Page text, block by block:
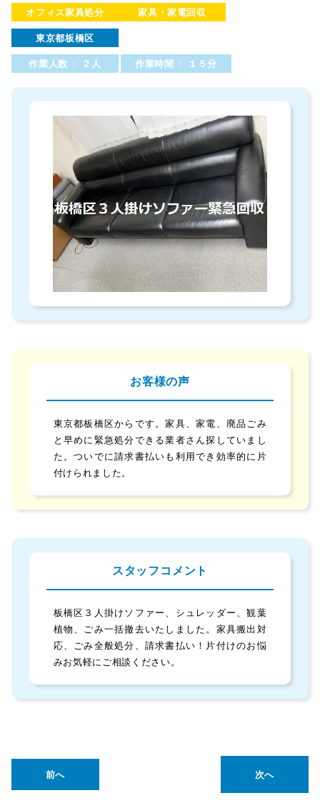
オフィス家具処分
家具・家電回収
東京都板橋区
作業人数 : ２人
作業時間 : １５分
お客様の声
東京都板橋区からです。家具、家電、廃品ごみ
と早めに緊急処分できる業者さん探していまし
た。ついでに請求書払いも利用でき効率的に片
付けられました。
スタッフコメント
板橋区３人掛けソファー、シュレッダー、観葉
植物、ごみ一括撤去いたしました。家具搬出対
応、ごみ全般処分、請求書払い！片付けのお悩
みお気軽にご相談ください。
前へ 次へ